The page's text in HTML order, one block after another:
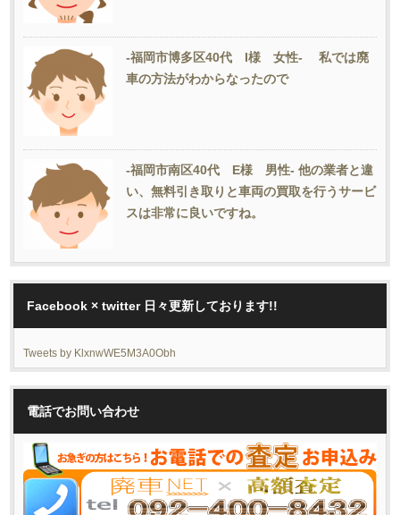
-福岡市博多区40代 I様 女性- 私では廃
車の方法がわからなったので
-福岡市南区40代 E様 男性- 他の業者と違
い、無料引き取りと車両の買取を行うサービ
スは非常に良いですね。
Facebook × twitter 日々更新しております!!
Tweets by KlxnwWE5M3A0Obh
電話でお問い合わせ